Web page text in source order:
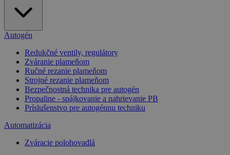
Autogén
Redukčné ventily, regulátory
Zváranie plameňom
Ručné rezanie plameňom
Strojné rezanie plameňom
Bezpečnostná technika pre autogén
Propaline - spájkovanie a nahrievanie PB
Príslušenstvo pre autogénnu techniku
Automatizácia
Zváracie polohovadlá